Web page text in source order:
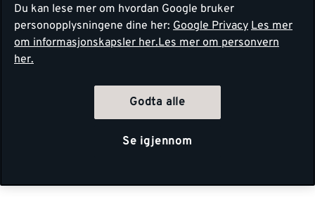
Du kan lese mer om hvordan Google bruker
personopplysningene dine her: Google Privacy Les mer
om informasjonskapsler her.Les mer om personvern
her.
Godta alle
Se igjennom